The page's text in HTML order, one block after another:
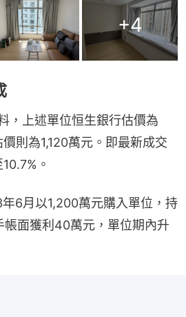
+4
，上述單位恒生銀行估價為
則為1,120萬元。即最新成交
。
6月以1,200萬元購入單位，持
帳面獲利40萬元，單位期內升